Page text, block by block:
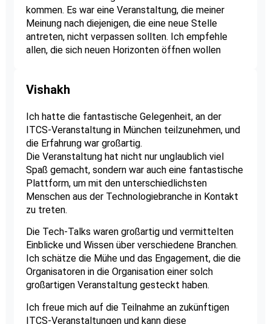
kommen. Es war eine Veranstaltung, die meiner
Meinung nach diejenigen, die eine neue Stelle
antreten, nicht verpassen sollten. Ich empfehle
allen, die sich neuen Horizonten öffnen wollen
Vishakh
Ich hatte die fantastische Gelegenheit, an der
ITCS-Veranstaltung in München teilzunehmen, und
die Erfahrung war großartig.
Die Veranstaltung hat nicht nur unglaublich viel
Spaß gemacht, sondern war auch eine fantastische
Plattform, um mit den unterschiedlichsten
Menschen aus der Technologiebranche in Kontakt
zu treten.
Die Tech-Talks waren großartig und vermittelten
Einblicke und Wissen über verschiedene Branchen.
Ich schätze die Mühe und das Engagement, die die
Organisatoren in die Organisation einer solch
großartigen Veranstaltung gesteckt haben.
Ich freue mich auf die Teilnahme an zukünftigen
ITCS-Veranstaltungen und kann diese